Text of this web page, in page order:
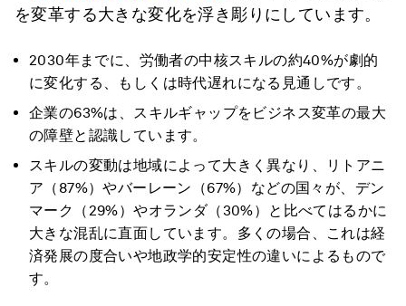
を変革する大きな変化を浮き彫りにしています。
2030年までに、労働者の中核スキルの約40%が劇的
に変化する、もしくは時代遅れになる見通しです。
企業の63%は、スキルギャップをビジネス変革の最大
の障壁と認識しています。
スキルの変動は地域によって大きく異なり、リトアニ
ア（87%）やバーレーン（67%）などの国々が、デン
マーク（29%）やオランダ（30%）と比べてはるかに
大きな混乱に直面しています。多くの場合、これは経
済発展の度合いや地政学的安定性の違いによるもので
す。